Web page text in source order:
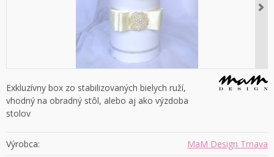
Exkluzívny box zo stabilizovaných bielych ruží,
vhodný na obradný stôl, alebo aj ako výzdoba
stolov
Výrobca:
MaM Design Trnava